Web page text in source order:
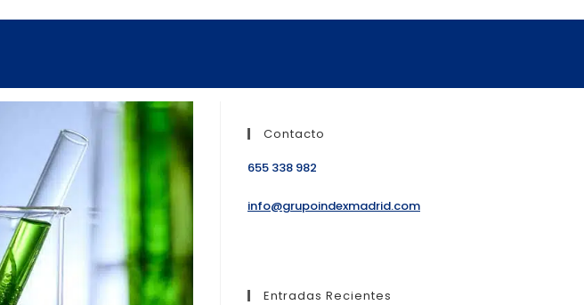
Contacto
655 338 982
info@grupoindexmadrid.com
Entradas Recientes